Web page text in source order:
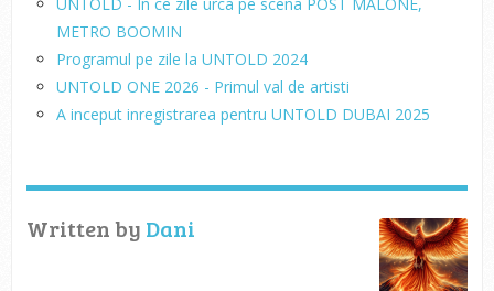
METRO BOOMIN
Programul pe zile la UNTOLD 2024
UNTOLD ONE 2026 - Primul val de artisti
A inceput inregistrarea pentru UNTOLD DUBAI 2025
Written by Dani